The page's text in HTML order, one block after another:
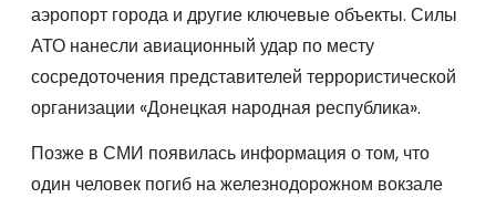
аэропорт города и другие ключевые объекты. Силы
АТО нанесли авиационный удар по месту
сосредоточения представителей террористической
организации «Донецкая народная республика».
Позже в СМИ появилась информация о том, что
один человек погиб на железнодорожном вокзале